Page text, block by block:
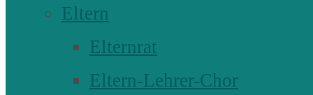
Eltern
Elternrat
Eltern-Lehrer-Chor